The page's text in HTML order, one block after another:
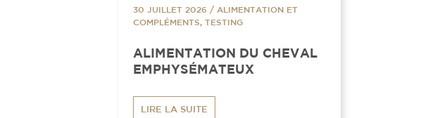
30 JUILLET 2026 / ALIMENTATION ET
COMPLÉMENTS, TESTING
ALIMENTATION DU CHEVAL
EMPHYSÉMATEUX
LIRE LA SUITE